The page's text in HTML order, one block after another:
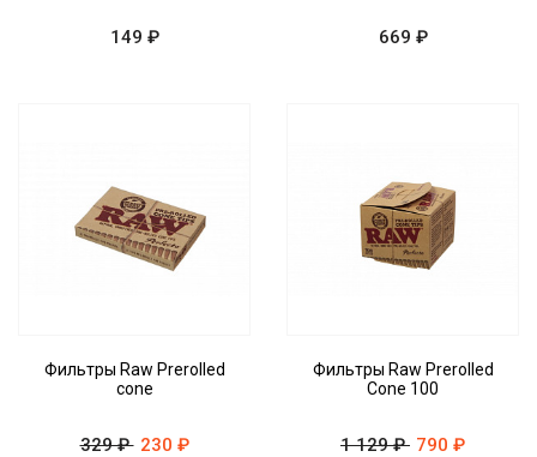
149 ₽ 669 ₽
Фильтры Raw Prerolled
cone
329 ₽ 230 ₽
Фильтры Raw Prerolled
Cone 100
1 129 ₽ 790 ₽